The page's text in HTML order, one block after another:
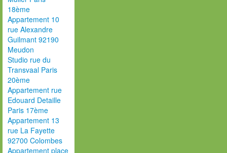
18ème
Appartement 10
rue Alexandre
Guilmant 92190
Meudon
Studio rue du
Transvaal Paris
20ème
Appartement rue
Edouard Detaille
Paris 17ème
Appartement 13
rue La Fayette
92700 Colombes
Appartement place